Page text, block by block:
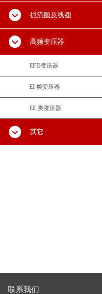
扼流圈及线圈
高频变压器
EFD变压器
EI 类变压器
EE 类变压器
其它
联系我们